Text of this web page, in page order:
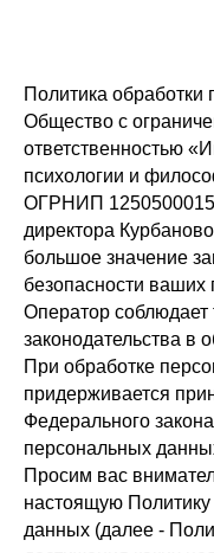
Политика
Общество с
ответственностью
психологии и
ОГРНИП
директора
большое значение
безопасности
Оператор соблюдает
законодательства в
При обработке
придерживается
Федерального
персональных
Просим вас
настоящую
данных (далее -